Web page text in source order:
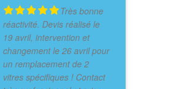
Très bonne
réactivité. Devis réalisé le
19 avril, intervention et
changement le 26 avril pour
un remplacement de 2
vitres spécifiques ! Contact